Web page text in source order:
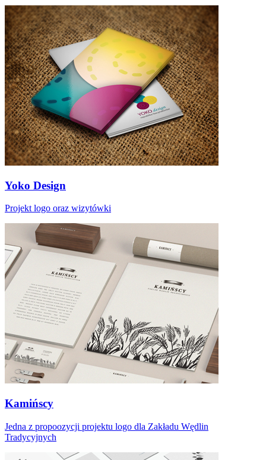
Yoko Design
Projekt logo oraz wizytówki
Kamińscy
Jedna z propoozycji projektu logo dla Zakładu Wędlin
Tradycyjnych